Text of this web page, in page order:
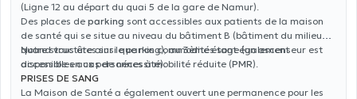
(Ligne 12 au départ du quai 5 de la gare de Namur).
Des places de parking sont accessibles aux patients de la maison
de santé qui se situe au niveau du bâtiment B (bâtiment du milieu
quand vous êtes sur le parking), au 3ème étage (un ascenseur est
disponible en cas de nécessité).
Notre structure ainsi que nos commodités sont également
accessibles aux personnes à mobilité réduite (PMR).
PRISES DE SANG
La Maison de Santé a également ouvert une permanence pour les